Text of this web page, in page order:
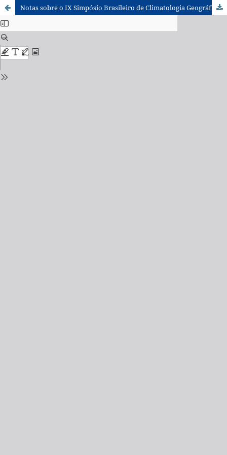
Notas sobre o IX Simpósio Brasileiro de Climatologia Geográfica – 2010